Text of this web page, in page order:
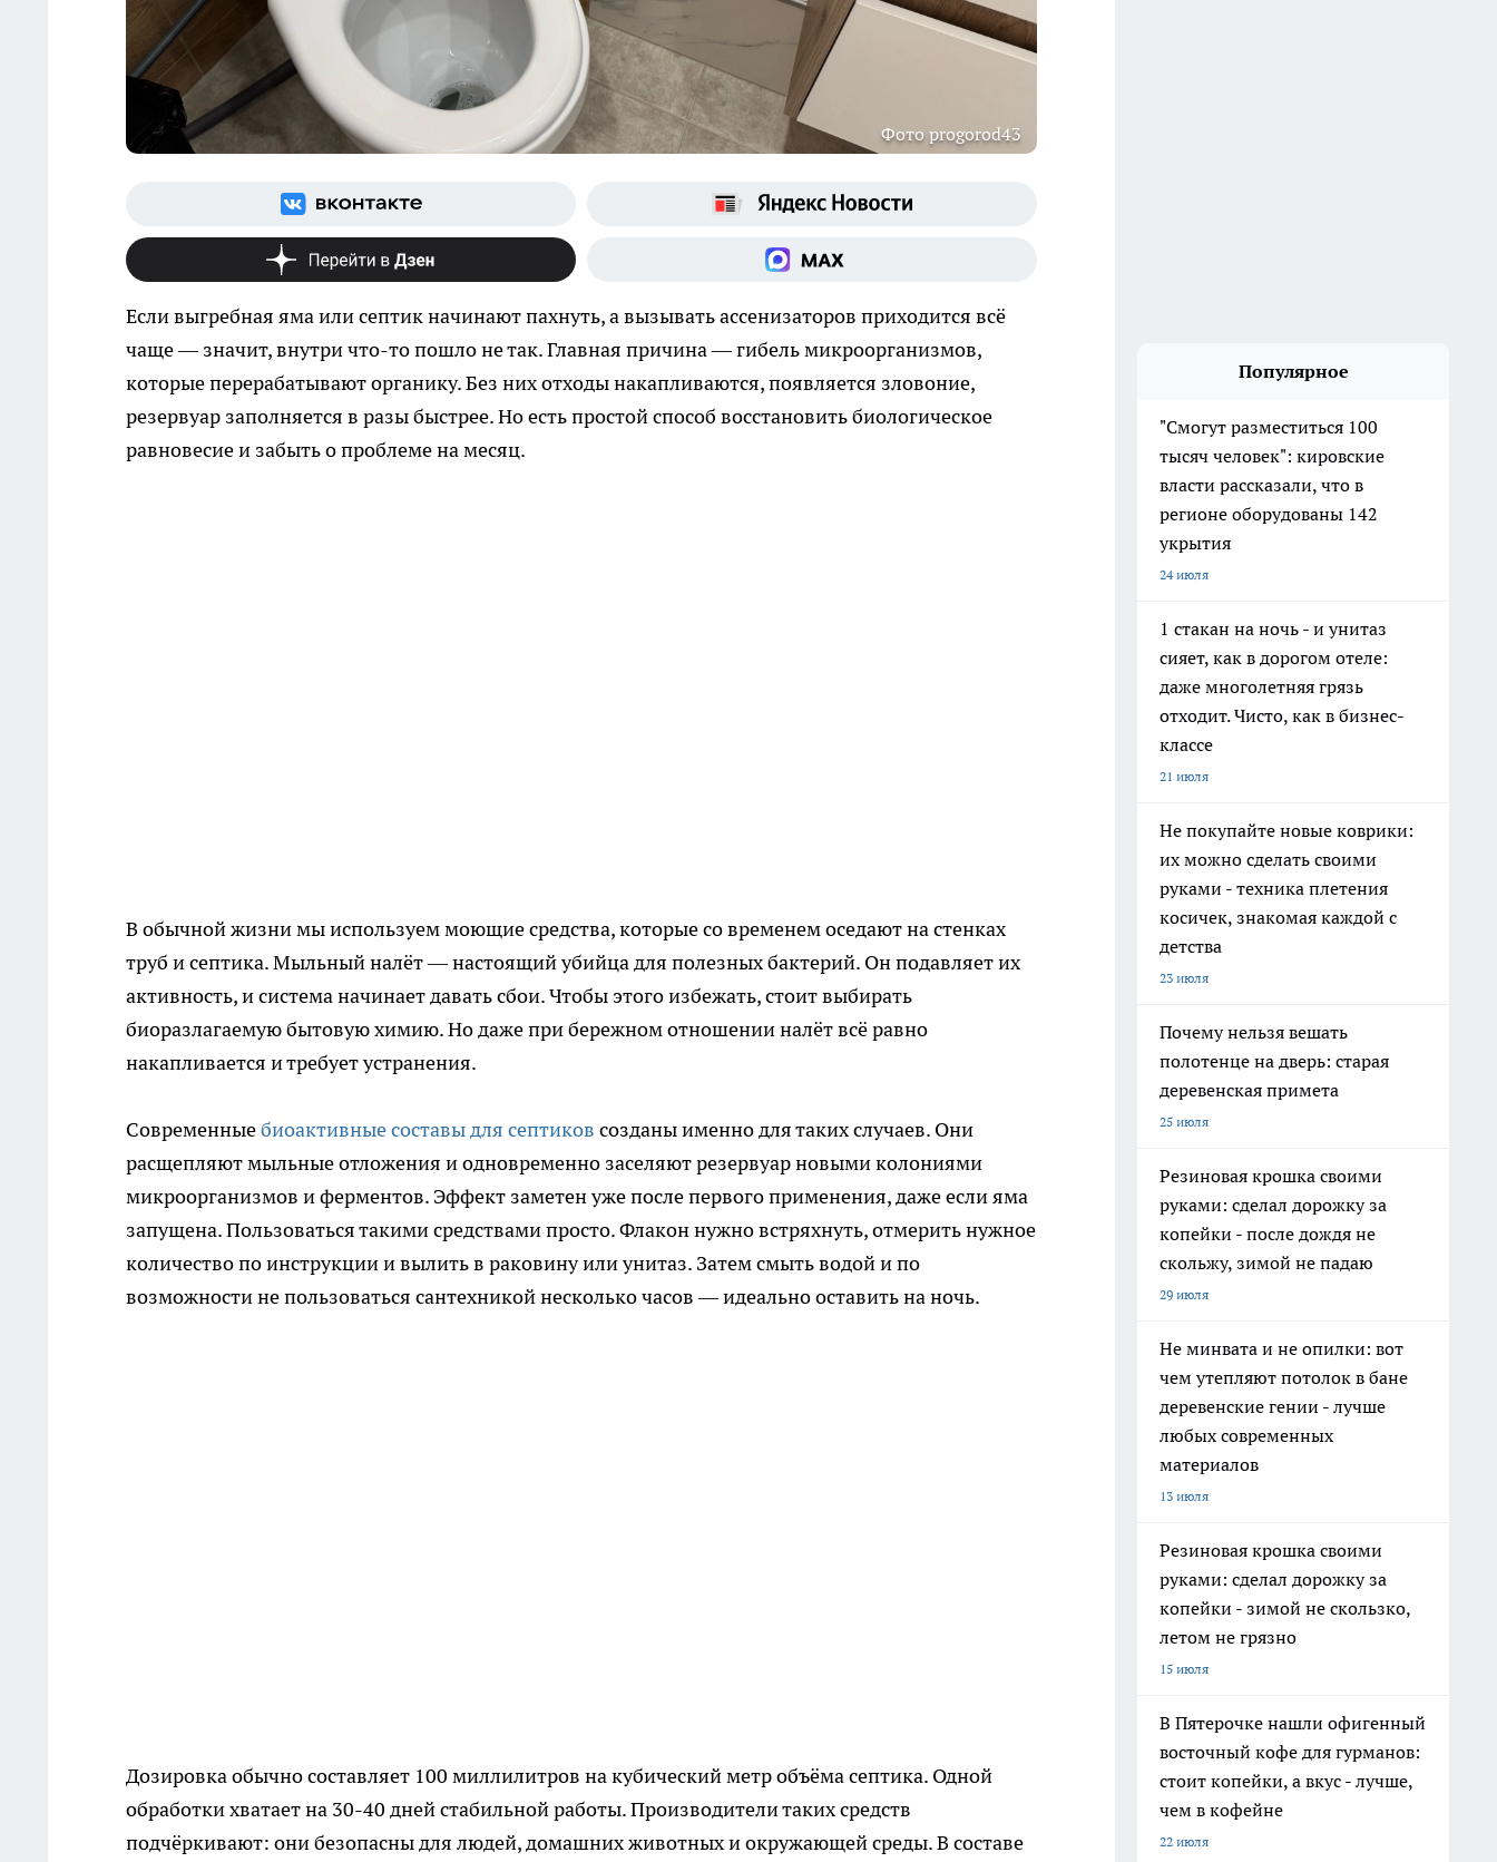
Фото progorod43
Если выгребная яма или септик начинают пахнуть, а вызывать ассенизаторов приходится всё
чаще — значит, внутри что-то пошло не так. Главная причина — гибель микроорганизмов,
которые перерабатывают органику. Без них отходы накапливаются, появляется зловоние,
резервуар заполняется в разы быстрее. Но есть простой способ восстановить биологическое
равновесие и забыть о проблеме на месяц.
В обычной жизни мы используем моющие средства, которые со временем оседают на стенках
труб и септика. Мыльный налёт — настоящий убийца для полезных бактерий. Он подавляет их
активность, и система начинает давать сбои. Чтобы этого избежать, стоит выбирать
биоразлагаемую бытовую химию. Но даже при бережном отношении налёт всё равно
накапливается и требует устранения.
Современныебиоактивные составы для септиков созданы именно для таких случаев. Они
расщепляют мыльные отложения и одновременно заселяют резервуар новыми колониями
микроорганизмов и ферментов. Эффект заметен уже после первого применения, даже если яма
запущена. Пользоваться такими средствами просто. Флакон нужно встряхнуть, отмерить нужное
количество по инструкции и вылить в раковину или унитаз. Затем смыть водой и по
возможности не пользоваться сантехникой несколько часов — идеально оставить на ночь.
Дозировка обычно составляет 100 миллилитров на кубический метр объёма септика. Одной
обработки хватает на 30-40 дней стабильной работы. Производители таких средств
подчёркивают: они безопасны для людей, домашних животных и окружающей среды. В составе
Популярное
"Смогут разместиться 100
тысяч человек": кировские
власти рассказали, что в
регионе оборудованы 142
укрытия
24 июля
1 стакан на ночь - и унитаз
сияет, как в дорогом отеле:
даже многолетняя грязь
отходит. Чисто, как в бизнес-
классе
21 июля
Не покупайте новые коврики:
их можно сделать своими
руками - техника плетения
косичек, знакомая каждой с
детства
23 июля
Почему нельзя вешать
полотенце на дверь: старая
деревенская примета
25 июля
Резиновая крошка своими
руками: сделал дорожку за
копейки - после дождя не
скольжу, зимой не падаю
29 июля
Не минвата и не опилки: вот
чем утепляют потолок в бане
деревенские гении - лучше
любых современных
материалов
13 июля
Резиновая крошка своими
руками: сделал дорожку за
копейки - зимой не скользко,
летом не грязно
15 июля
В Пятерочке нашли офигенный
восточный кофе для гурманов:
стоит копейки, а вкус - лучше,
чем в кофейне
22 июля